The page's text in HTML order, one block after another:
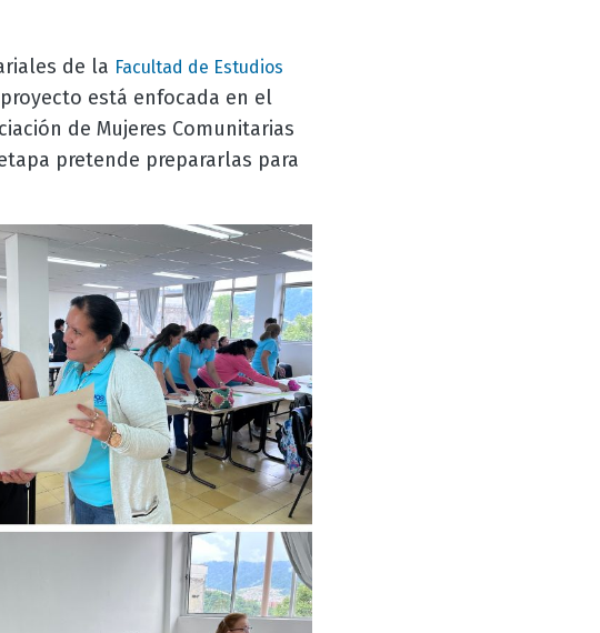
de la Facultad de Estudios
está enfocada en el
de Mujeres Comunitarias
pretende prepararlas para